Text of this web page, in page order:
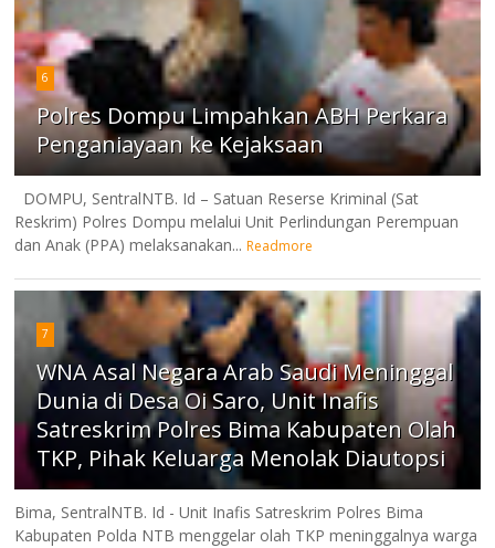
6
Polres Dompu Limpahkan ABH Perkara
Penganiayaan ke Kejaksaan
DOMPU, SentralNTB. Id – Satuan Reserse Kriminal (Sat
Reskrim) Polres Dompu melalui Unit Perlindungan Perempuan
dan Anak (PPA) melaksanakan... Readmore
7
WNA Asal Negara Arab Saudi Meninggal
Dunia di Desa Oi Saro, Unit Inafis
Satreskrim Polres Bima Kabupaten Olah
TKP, Pihak Keluarga Menolak Diautopsi
Bima, SentralNTB. Id - Unit Inafis Satreskrim Polres Bima
Kabupaten Polda NTB menggelar olah TKP meninggalnya warga